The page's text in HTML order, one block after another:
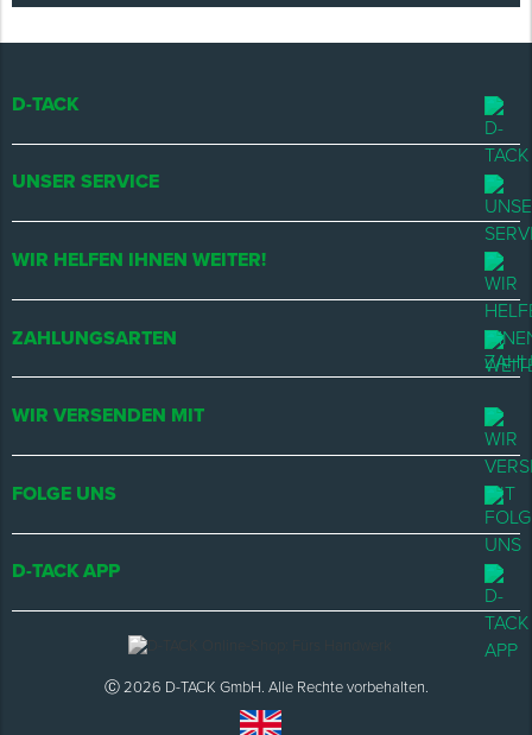
D-TACK
UNSER SERVICE
WIR HELFEN IHNEN WEITER!
ZAHLUNGSARTEN
WIR VERSENDEN MIT
FOLGE UNS
D-TACK APP
Ⓒ 2026 D-TACK GmbH. Alle Rechte vorbehalten.